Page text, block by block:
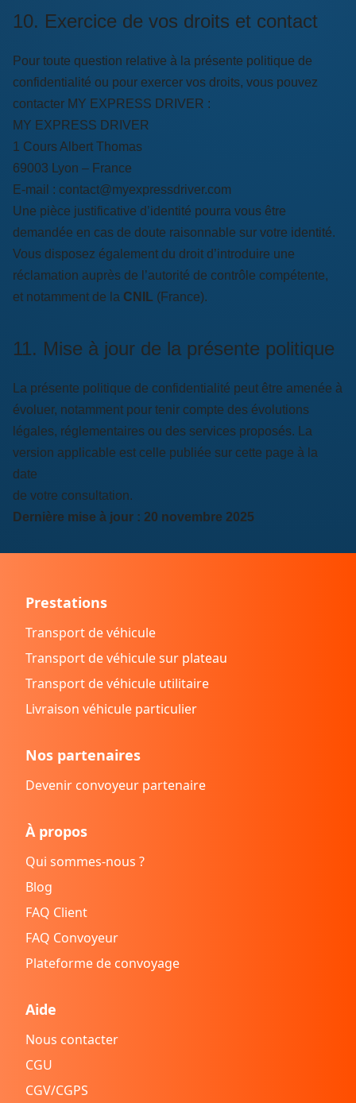
10. Exercice de vos droits et contact
Pour toute question relative à la présente politique de
confidentialité ou pour exercer vos droits, vous pouvez
contacter MY EXPRESS DRIVER :
MY EXPRESS DRIVER
1 Cours Albert Thomas
69003 Lyon – France
E-mail : contact@myexpressdriver.com
Une pièce justificative d’identité pourra vous être
demandée en cas de doute raisonnable sur votre identité.
Vous disposez également du droit d’introduire une
réclamation auprès de l’autorité de contrôle compétente,
et notamment de la CNIL (France).
11. Mise à jour de la présente politique
La présente politique de confidentialité peut être amenée à
évoluer, notamment pour tenir compte des évolutions
légales, réglementaires ou des services proposés. La
version applicable est celle publiée sur cette page à la
date
de votre consultation.
Dernière mise à jour : 20 novembre 2025
Prestations
Transport de véhicule
Transport de véhicule sur plateau
Transport de véhicule utilitaire
Livraison véhicule particulier
Nos partenaires
Devenir convoyeur partenaire
À propos
Qui sommes-nous ?
Blog
FAQ Client
FAQ Convoyeur
Plateforme de convoyage
Aide
Nous contacter
CGU
CGV/CGPS